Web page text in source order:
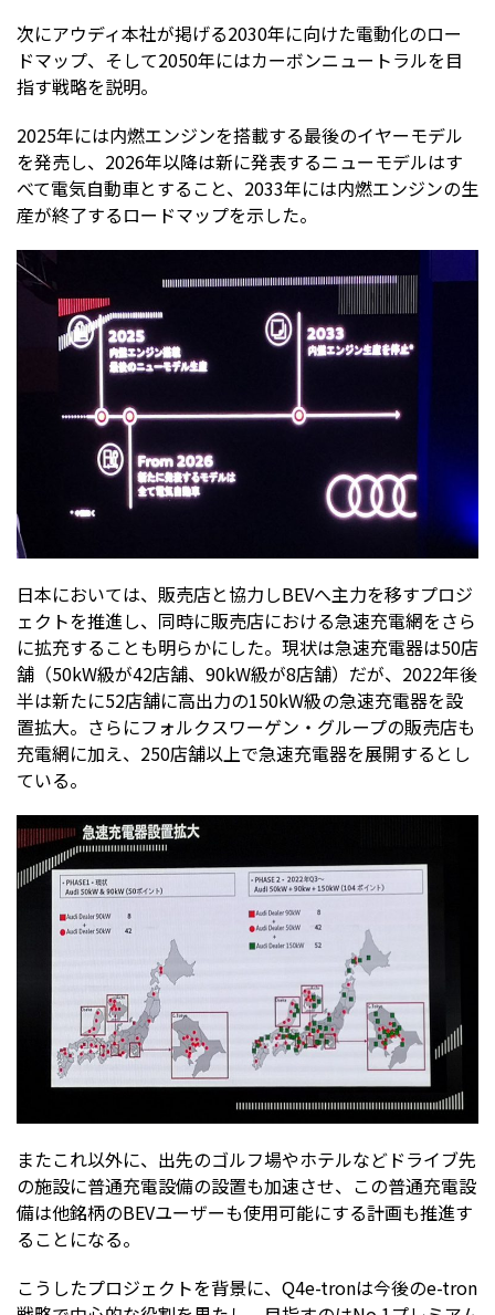
次にアウディ本社が掲げる2030年に向けた電動化のロー
ドマップ、そして2050年にはカーボンニュートラルを目
指す戦略を説明。
2025年には内燃エンジンを搭載する最後のイヤーモデル
を発売し、2026年以降は新に発表するニューモデルはす
べて電気自動車とすること、2033年には内燃エンジンの生
産が終了するロードマップを示した。
日本においては、販売店と協力しBEVへ主力を移すプロジ
ェクトを推進し、同時に販売店における急速充電網をさら
に拡充することも明らかにした。現状は急速充電器は50店
舗（50kW級が42店舗、90kW級が8店舗）だが、2022年後
半は新たに52店舗に高出力の150kW級の急速充電器を設
置拡大。さらにフォルクスワーゲン・グループの販売店も
充電網に加え、250店舗以上で急速充電器を展開するとし
ている。
またこれ以外に、出先のゴルフ場やホテルなどドライブ先
の施設に普通充電設備の設置も加速させ、この普通充電設
備は他銘柄のBEVユーザーも使用可能にする計画も推進す
ることになる。
こうしたプロジェクトを背景に、Q4e-tronは今後のe-tron